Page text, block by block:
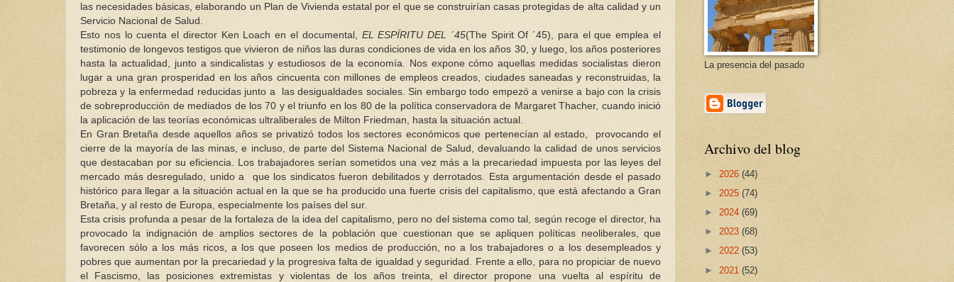
las necesidades básicas, elaborando un Plan de Vivienda estatal por el que se construirían casas protegidas de alta calidad y un
Servicio Nacional de Salud.
Esto nos lo cuenta el director Ken Loach en el documental, EL ESPÍRITU DEL ´45(The Spirit Of ´45), para el que emplea el
testimonio de longevos testigos que vivieron de niños las duras condiciones de vida en los años 30, y luego, los años posteriores
hasta la actualidad, junto a sindicalistas y estudiosos de la economía. Nos expone cómo aquellas medidas socialistas dieron
lugar a una gran prosperidad en los años cincuenta con millones de empleos creados, ciudades saneadas y reconstruidas, la
pobreza y la enfermedad reducidas junto a las desigualdades sociales. Sin embargo todo empezó a venirse a bajo con la crisis
de sobreproducción de mediados de los 70 y el triunfo en los 80 de la política conservadora de Margaret Thacher, cuando inició
la aplicación de las teorías económicas ultraliberales de Milton Friedman, hasta la situación actual.
En Gran Bretaña desde aquellos años se privatizó todos los sectores económicos que pertenecían al estado, provocando el
cierre de la mayoría de las minas, e incluso, de parte del Sistema Nacional de Salud, devaluando la calidad de unos servicios
que destacaban por su eficiencia. Los trabajadores serían sometidos una vez más a la precariedad impuesta por las leyes del
mercado más desregulado, unido a que los sindicatos fueron debilitados y derrotados. Esta argumentación desde el pasado
histórico para llegar a la situación actual en la que se ha producido una fuerte crisis del capitalismo, que está afectando a Gran
Bretaña, y al resto de Europa, especialmente los países del sur.
Esta crisis profunda a pesar de la fortaleza de la idea del capitalismo, pero no del sistema como tal, según recoge el director, ha
provocado la indignación de amplios sectores de la población que cuestionan que se apliquen políticas neoliberales, que
favorecen sólo a los más ricos, a los que poseen los medios de producción, no a los trabajadores o a los desempleados y
pobres que aumentan por la precariedad y la progresiva falta de igualdad y seguridad. Frente a ello, para no propiciar de nuevo
el Fascismo, las posiciones extremistas y violentas de los años treinta, el director propone una vuelta al espíritu de
La presencia del pasado
Archivo del blog
► 2026 (44)
► 2025 (74)
► 2024 (69)
► 2023 (68)
► 2022 (53)
► 2021 (52)